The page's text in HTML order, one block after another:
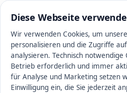
0511 13221100
Diese Webseite
Wir verwenden Cookies, um
personalisieren und die Zugriffe
analysieren. Technisch notwendige
Betrieb erforderlich und immer
für Analyse und Marketing setzen
Einwilligung ein, die Sie jederzeit